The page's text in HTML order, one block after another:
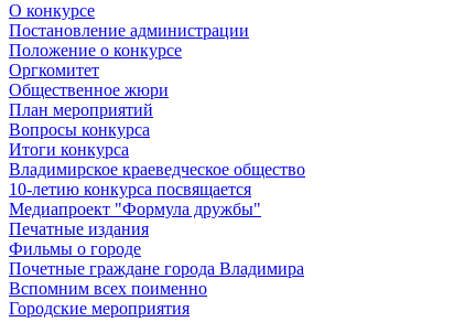
О конкурсе
Постановление администрации
Положение о конкурсе
Оргкомитет
Общественное жюри
План мероприятий
Вопросы конкурса
Итоги конкурса
Владимирское краеведческое общество
10-летию конкурса посвящается
Медиапроект "Формула дружбы"
Печатные издания
Фильмы о городе
Почетные граждане города Владимира
Вспомним всех поименно
Городские мероприятия